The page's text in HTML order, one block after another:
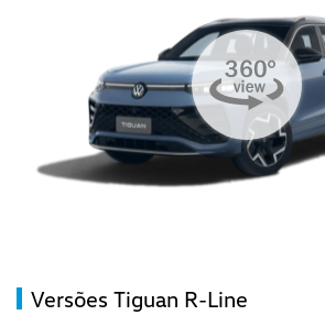
Versões Tiguan R-Line